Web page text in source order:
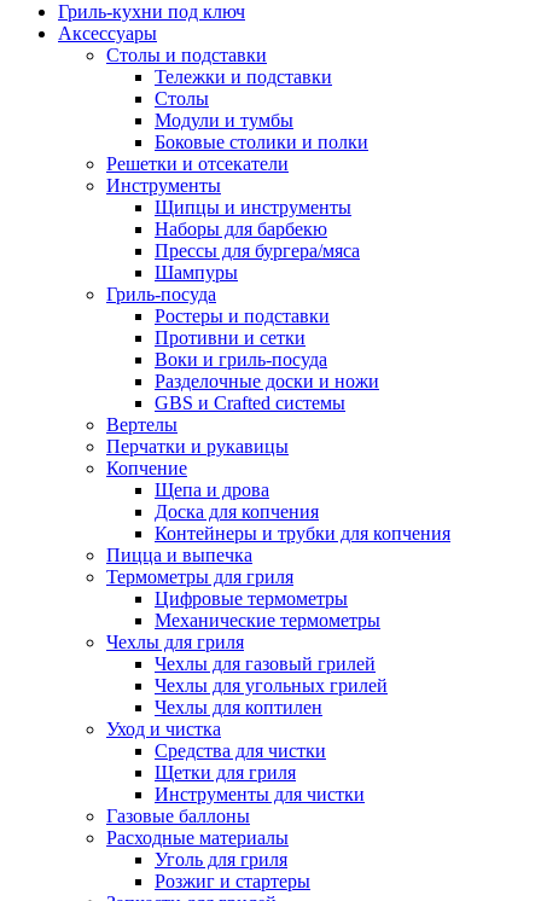
Гриль-кухни под ключ
Аксессуары
Столы и подставки
Тележки и подставки
Столы
Модули и тумбы
Боковые столики и полки
Решетки и отсекатели
Инструменты
Щипцы и инструменты
Наборы для барбекю
Прессы для бургера/мяса
Шампуры
Гриль-посуда
Ростеры и подставки
Противни и сетки
Воки и гриль-посуда
Разделочные доски и ножи
GBS и Crafted системы
Вертелы
Перчатки и рукавицы
Копчение
Щепа и дрова
Доска для копчения
Контейнеры и трубки для копчения
Пицца и выпечка
Термометры для гриля
Цифровые термометры
Механические термометры
Чехлы для гриля
Чехлы для газовый грилей
Чехлы для угольных грилей
Чехлы для коптилен
Уход и чистка
Средства для чистки
Щетки для гриля
Инструменты для чистки
Газовые баллоны
Расходные материалы
Уголь для гриля
Розжиг и стартеры